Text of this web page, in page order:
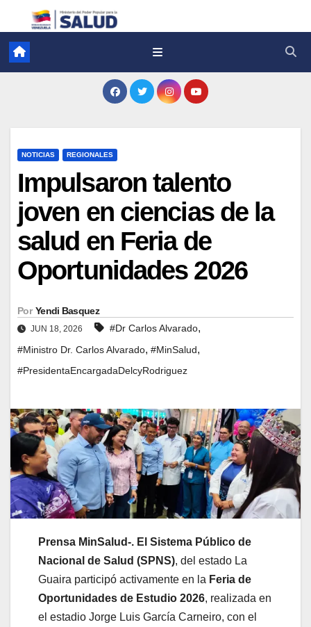
NOTICIAS REGIONALES
Impulsaron talento
joven en ciencias de la
salud en Feria de
Oportunidades 2026
Por Yendi Basquez
JUN 18, 2026 #Dr Carlos Alvarado,
#Ministro Dr. Carlos Alvarado, #MinSalud,
#PresidentaEncargadaDelcyRodriguez
Prensa MinSalud-. El Sistema Público de
Nacional de Salud (SPNS), del estado La
Guaira participó activamente en la Feria de
Oportunidades de Estudio 2026, realizada en
el estadio Jorge Luis García Carneiro, con el